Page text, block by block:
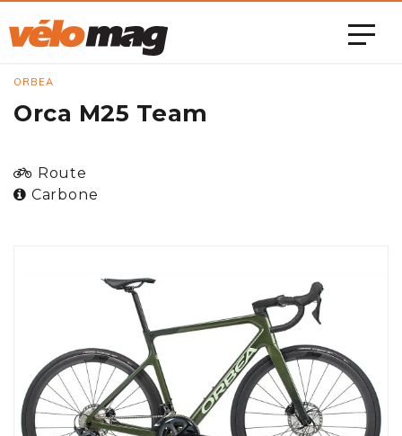
ORBEA
Orca M25 Team
Route
Carbone